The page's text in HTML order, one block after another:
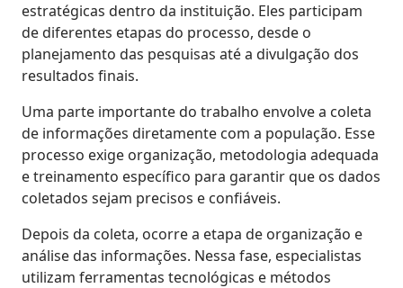
estratégicas dentro da instituição. Eles participam
de diferentes etapas do processo, desde o
planejamento das pesquisas até a divulgação dos
resultados finais.
Uma parte importante do trabalho envolve a coleta
de informações diretamente com a população. Esse
processo exige organização, metodologia adequada
e treinamento específico para garantir que os dados
coletados sejam precisos e confiáveis.
Depois da coleta, ocorre a etapa de organização e
análise das informações. Nessa fase, especialistas
utilizam ferramentas tecnológicas e métodos